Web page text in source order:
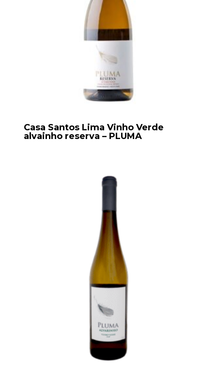
Casa Santos Lima Vinho Verde
alvainho reserva – PLUMA